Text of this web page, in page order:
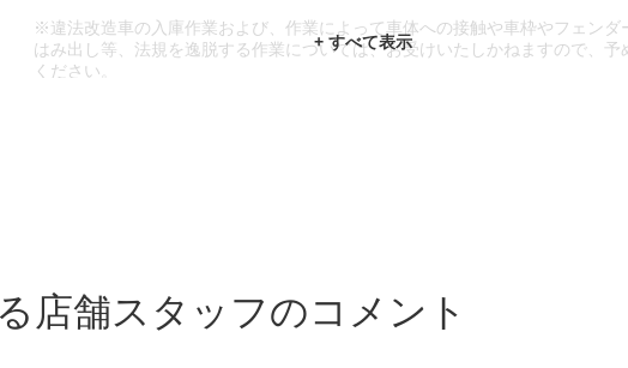
※違法改造車の入庫作業および、作業によって車体への接触や車枠やフェンダ
はみ出し等、法規を逸脱する作業については、お受けいたしかねますので、予
ください。
店舗スタッフのコメント